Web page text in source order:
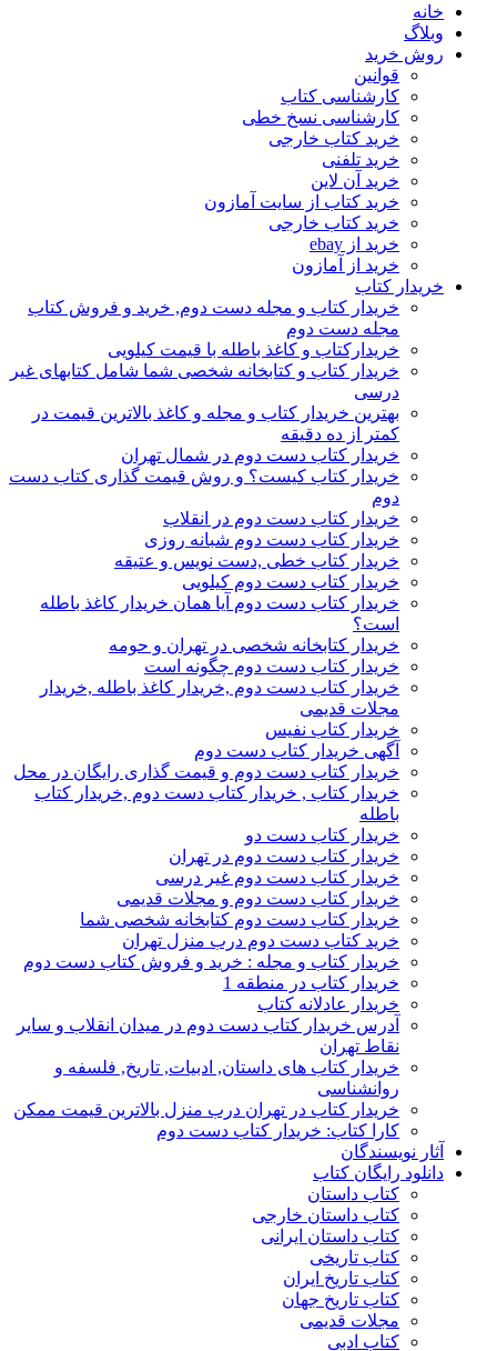
خانه
وبلاگ
روش خرید
قوانین
کارشناسی کتاب
کارشناسی نسخ خطی
خرید کتاب خارجی
خرید تلفنی
خرید آن لاین
خرید کتاب از سایت آمازون
خرید کتاب خارجی
خرید از ebay
خرید از آمازون
خریدار کتاب
خریدار کتاب و مجله دست دوم, خرید و فروش کتاب
مجله دست دوم
خریدارکتاب و کاغذ باطله با قیمت کیلویی
خریدار کتاب و کتابخانه شخصی شما شامل کتابهای غیر
درسی
بهترین خریدار کتاب و مجله و کاغذ بالاترین قیمت در
کمتر از ده دقیقه
خریدار کتاب دست دوم در شمال تهران
خریدار کتاب کیست؟ و روش قیمت گذاری کتاب دست
دوم
خریدار کتاب دست دوم در انقلاب
خریدار کتاب دست دوم شبانه روزی
خریدار کتاب خطی ,دست نویس و عتیقه
خریدار کتاب دست دوم کیلویی
خریدار کتاب دست دوم آیا همان خریدار کاغذ باطله
است؟
خریدار کتابخانه شخصی در تهران و حومه
خریدار کتاب دست دوم چگونه است
خریدار کتاب دست دوم ,خریدار کاغذ باطله ,خریدار
مجلات قدیمی
خریدار کتاب نفیس
آگهی خریدار کتاب دست دوم
خریدار کتاب دست دوم و قیمت گذاری رایگان در محل
خریدار کتاب , خریدار کتاب دست دوم ,خریدار کتاب
باطله
خریدار کتاب دست دو
خریدار کتاب دست دوم در تهران
خریدار کتاب دست دوم غیر درسی
خریدار کتاب دست دوم و مجلات قدیمی
خریدار کتاب دست دوم کتابخانه شخصی شما
خرید کتاب دست دوم درب منزل تهران
خریدار کتاب و مجله : خرید و فروش کتاب دست دوم
خریدار کتاب در منطقه 1
خریدار عادلانه کتاب
آدرس خریدار کتاب دست دوم در میدان انقلاب و سایر
نقاط تهران
خریدار کتاب های داستان, ادبیات, تاریخ, فلسفه و
روانشناسی
خریدار کتاب در تهران درب منزل بالاترین قیمت ممکن
کارا کتاب: خریدار کتاب دست دوم
آثار نویسندگان
دانلود رایگان کتاب
کتاب داستان
کتاب داستان خارجی
کتاب داستان ایرانی
کتاب تاریخی
کتاب تاریخ ایران
کتاب تاریخ جهان
مجلات قدیمی
کتاب ادبی